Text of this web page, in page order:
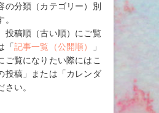
の分類（カテゴリー）別
投稿順（古い順）にご覧
「記事一覧（公開順）
」
ご覧になりたい際にはこ
投稿」または「カレンダ
い。